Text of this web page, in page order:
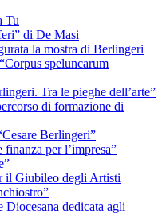
Tu
di De Masi
la mostra di Berlingeri
speluncarum
Tra le pieghe dell’arte”
di formazione di
Berlingeri”
per l’impresa”
il Giubileo degli Artisti
dedicata agli